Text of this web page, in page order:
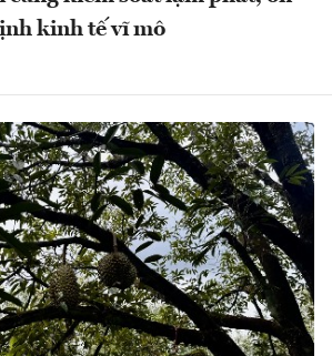
kinh tế vĩ mô